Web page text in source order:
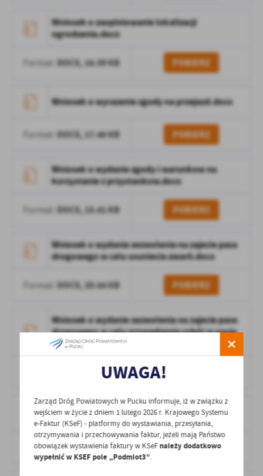
społecznościowych.Wniosek o zaopiniowanie lokalizacji
ogrodzenia.docx
Format: DOCX, 16.59 KB POBIERZ
Wniosek o wyrazenie zgody na przejazd.docx
Format: DOCX, 17.46 KB POBIERZ
Wniosek o wydanie zgody i warunkow na
korzystanie z przystankow.docx
Format: DOCX, 15.41 KB POBIERZ
Wniosek o wydanie zezwolenia na zajecie pasa
drogowego w celu usuniecia awarii.docx
Format: DOCX, 20.64 KB POBIERZ
Wniosek o wydanie zezwolenia na zajecie pasa
drogowego w celu prowadzenia robót w pasie
drogowym.docx
19.17 KB
Wniosek o wydanie zezwolenia na lokalizację
urządzeń obcycych liniowych.docx
Format:DOCX,17.26 KB POBIERZ
UWAGA!
Zarząd Dróg Powiatowych w Pucku informuje, iż w związku z
wejściem w życie z dniem 1 lutego 2026 r. Krajowego Systemu
e-Faktur (KSeF) - platformy do wystawiania, przesyłania,
otrzymywania i przechowywania faktur, jeżeli mają Państwo
obowiązek wystawienia faktury w KSeFnależy dodatkowo
wypełnić w KSEF pole „Podmiot3”.